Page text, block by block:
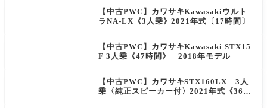
【中古PWC】カワサキKawasakiウルト
ラNA-LX《3人乗》2021年式〔17時間〕
【中古PWC】カワサキKawasaki STX15
F 3人乗《47時間》 2018年モデル
【中古PWC】カワサキSTX160LX 3人
乗〈純正スピーカー付〉2021年式《36時